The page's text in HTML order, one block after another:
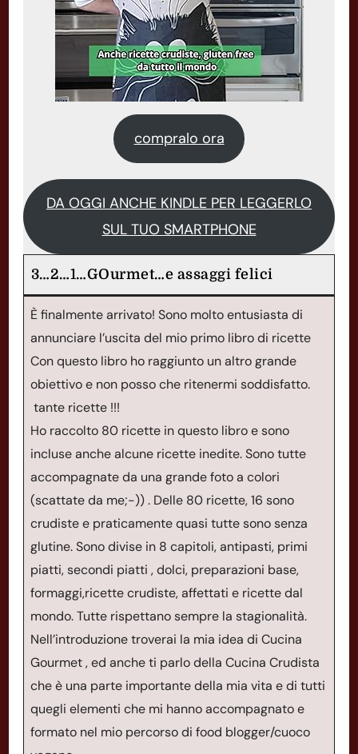
compralo ora
DA OGGI ANCHE KINDLE PER LEGGERLO
SUL TUO SMARTPHONE
3…2…1…GOurmet…e assaggi felici
È finalmente arrivato! Sono molto entusiasta di
annunciare l’uscita del mio primo libro di ricette
Con questo libro ho raggiunto un altro grande
obiettivo e non posso che ritenermi soddisfatto.
tante ricette !!!
Ho raccolto 80 ricette in questo libro e sono
incluse anche alcune ricette inedite. Sono tutte
accompagnate da una grande foto a colori
(scattate da me;-)) . Delle 80 ricette, 16 sono
crudiste e praticamente quasi tutte sono senza
glutine. Sono divise in 8 capitoli, antipasti, primi
piatti, secondi piatti , dolci, preparazioni base,
formaggi,ricette crudiste, affettati e ricette dal
mondo. Tutte rispettano sempre la stagionalità.
Nell’introduzione troverai la mia idea di Cucina
Gourmet , ed anche ti parlo della Cucina Crudista
che è una parte importante della mia vita e di tutti
quegli elementi che mi hanno accompagnato e
formato nel mio percorso di food blogger/cuoco